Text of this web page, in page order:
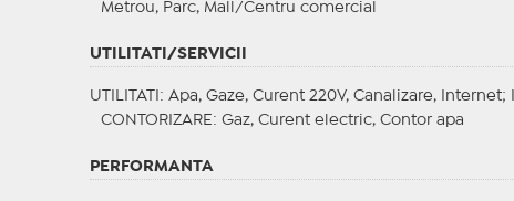
Metrou, Parc, Mall/Centru comercial
UTILITATI/SERVICII
UTILITATI : Apa, Gaze, Curent 220V, Canalizare, Internet;
CONTORIZARE : Gaz, Curent electric, Contor apa
PERFORMANTA